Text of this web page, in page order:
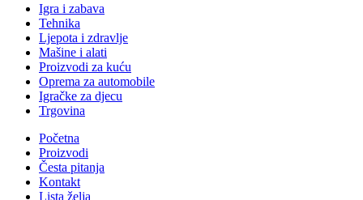
Igra i zabava
Tehnika
Ljepota i zdravlje
Mašine i alati
Proizvodi za kuću
Oprema za automobile
Igračke za djecu
Trgovina
Početna
Proizvodi
Česta pitanja
Kontakt
Lista želja